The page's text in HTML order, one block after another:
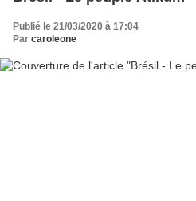
Publié le 21/03/2020 à 17:04
Par caroleone